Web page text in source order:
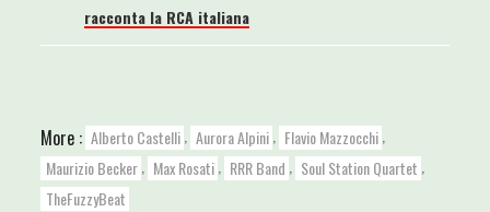
racconta la RCA italiana
More : Alberto Castelli Aurora Alpini Flavio Mazzocchi
Maurizio Becker
Max Rosati RRR Band Soul Station Quartet
TheFuzzyBeat